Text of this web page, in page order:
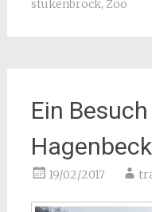
stukenbrock, Zoo
Ein
19/02/2017